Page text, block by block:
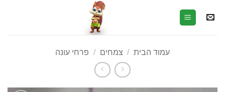
עמוד הבית צמחים / פרחי עונה